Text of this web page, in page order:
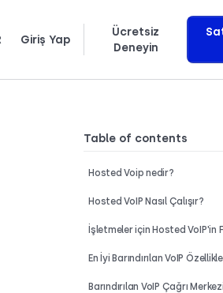
Giriş Yap
Ücretsiz
Deneyin
Table of contents
Hosted Voip nedir?
Hosted VoIP Nasıl Çalışır?
İşletmeler için Hosted VoIP'in
En İyi Barındırılan VoIP
Barındırılan VoIP Çağrı